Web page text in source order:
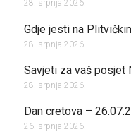
28. srpnja 2026.
Gdje jesti na
28. srpnja 2026.
Savjeti za vaš posjet
28. srpnja 2026.
Dan cretova –
26. srpnja 2026.